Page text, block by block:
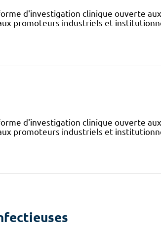
d'investigation clinique ouverte
promoteurs industriels et
d'investigation clinique ouverte
promoteurs industriels et